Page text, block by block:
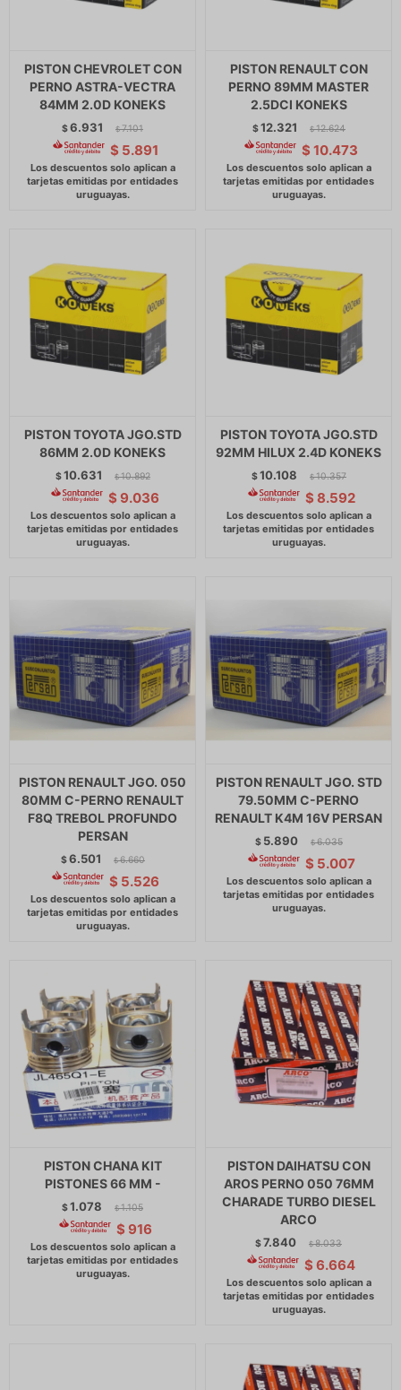
PISTON CHEVROLET CON
PERNO ASTRA-VECTRA
84MM 2.0D KONEKS
$6.931 $ 7.101
$ 5.891
PISTON RENAULT CON
PERNO 89MM MASTER
2.5DCI KONEKS
$12.321 $ 12.624
$ 10.473
PISTON TOYOTA JGO.STD
86MM 2.0D KONEKS
$10.631 $ 10.892
$ 9.036
PISTON TOYOTA JGO.STD
92MM HILUX 2.4D KONEKS
$10.108 $ 10.357
$ 8.592
PISTON RENAULT JGO. 050
80MM C-PERNO RENAULT
F8Q TREBOL PROFUNDO
PERSAN
$6.501 $ 6.660
$ 5.526
PISTON RENAULT JGO. STD
79.50MM C-PERNO
RENAULT K4M 16V PERSAN
$ 5.890 $ 6.035
$ 5.007
PISTON CHANA KIT
PISTONES 66 MM -
$1.078 $ 1.105
$ 916
PISTON DAIHATSU CON
AROS PERNO 050 76MM
CHARADE TURBO DIESEL
ARCO
$7.840 $ 8.033
$ 6.664